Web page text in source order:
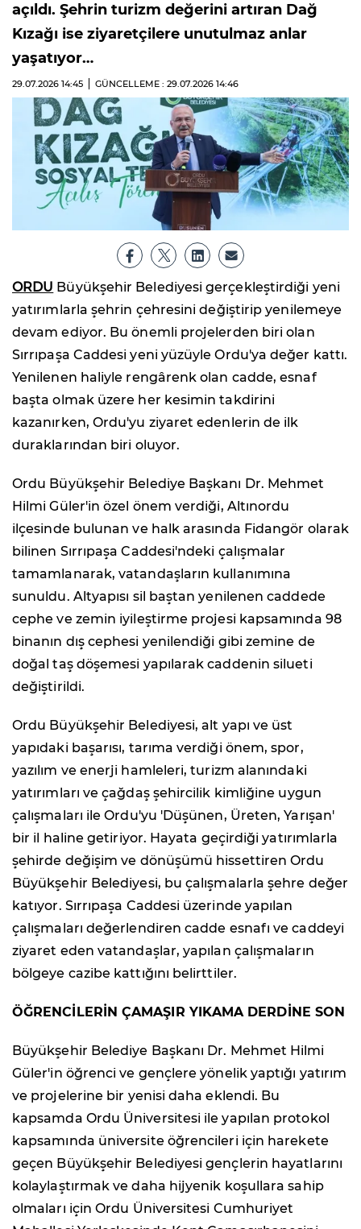
açıldı. Şehrin turizm değerini artıran Dağ
Kızağı ise ziyaretçilere unutulmaz anlar
yaşatıyor…
29.07.2026 14:45 GÜNCELLEME : 29.07.2026 14:46
ORDU Büyükşehir Belediyesi gerçekleştirdiği yeni
yatırımlarla şehrin çehresini değiştirip yenilemeye
devam ediyor. Bu önemli projelerden biri olan
Sırrıpaşa Caddesi yeni yüzüyle Ordu'ya değer kattı.
Yenilenen haliyle rengârenk olan cadde, esnaf
başta olmak üzere her kesimin takdirini
kazanırken, Ordu'yu ziyaret edenlerin de ilk
duraklarından biri oluyor.
Ordu Büyükşehir Belediye Başkanı Dr. Mehmet
Hilmi Güler'in özel önem verdiği, Altınordu
ilçesinde bulunan ve halk arasında Fidangör olarak
bilinen Sırrıpaşa Caddesi'ndeki çalışmalar
tamamlanarak, vatandaşların kullanımına
sunuldu. Altyapısı sil baştan yenilenen caddede
cephe ve zemin iyileştirme projesi kapsamında 98
binanın dış cephesi yenilendiği gibi zemine de
doğal taş döşemesi yapılarak caddenin silueti
değiştirildi.
Ordu Büyükşehir Belediyesi, alt yapı ve üst
yapıdaki başarısı, tarıma verdiği önem, spor,
yazılım ve enerji hamleleri, turizm alanındaki
yatırımları ve çağdaş şehircilik kimliğine uygun
çalışmaları ile Ordu'yu 'Düşünen, Üreten, Yarışan'
bir il haline getiriyor. Hayata geçirdiği yatırımlarla
şehirde değişim ve dönüşümü hissettiren Ordu
Büyükşehir Belediyesi, bu çalışmalarla şehre değer
katıyor. Sırrıpaşa Caddesi üzerinde yapılan
çalışmaları değerlendiren cadde esnafı ve caddeyi
ziyaret eden vatandaşlar, yapılan çalışmaların
bölgeye cazibe kattığını belirttiler.
ÖĞRENCİLERİN ÇAMAŞIR YIKAMA DERDİNE SON
Büyükşehir Belediye Başkanı Dr. Mehmet Hilmi
Güler'in öğrenci ve gençlere yönelik yaptığı yatırım
ve projelerine bir yenisi daha eklendi. Bu
kapsamda Ordu Üniversitesi ile yapılan protokol
kapsamında üniversite öğrencileri için harekete
geçen Büyükşehir Belediyesi gençlerin hayatlarını
kolaylaştırmak ve daha hijyenik koşullara sahip
olmaları için Ordu Üniversitesi Cumhuriyet